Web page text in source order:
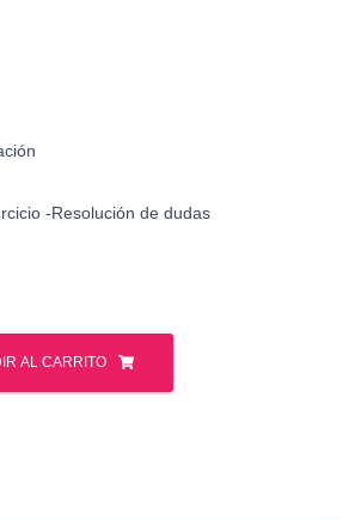
-Resolución de dudas
AL CARRITO